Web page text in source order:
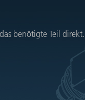
benötigte Teil direkt.